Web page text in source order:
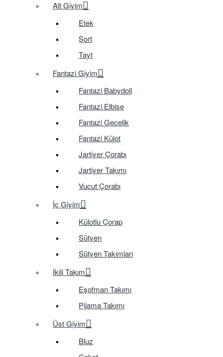
Alt Giyim
Etek
Şort
Tayt
Fantazi Giyim
Fantazi Babydoll
Fantazi Elbise
Fantazi Gecelik
Fantazi Külot
Jartiyer Çorabı
Jartiyer Takımı
Vucut Çorabı
İç Giyim
Külotlu Çorap
Sütyen
Sütyen Takımları
İkili Takım
Eşofman Takımı
Pijama Takımı
Üst Giyim
Bluz